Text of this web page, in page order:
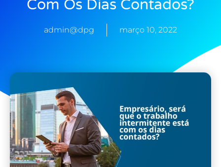
Com Os Dias Contados?
admin@dpg março 10, 2022